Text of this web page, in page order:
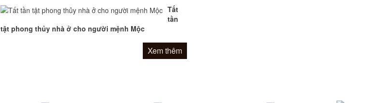
Tất
tần
tật phong thủy nhà ở cho người mệnh Mộc
Xem thêm